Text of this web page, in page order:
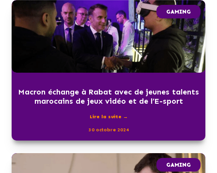
GAMING
Macron échange à Rabat avec de jeunes talents
marocains de jeux vidéo et de l’E-sport
Lire la suite →
30 octobre 2024
GAMING